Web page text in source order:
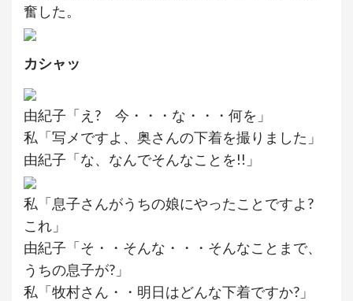
奮した。
カシャッ
由紀子「え? 今・・・な・・・何を」
私「写メですよ、奥さんの下着を撮りました」
由紀子「な、なんでそんなことを!!」
私「息子さんがうちの娘にやったことですよ?
これ」
由紀子「そ・・そんな・・・そんなことまで、
うちの息子が?」
私「牧村さん・・明日はどんな下着ですか?」